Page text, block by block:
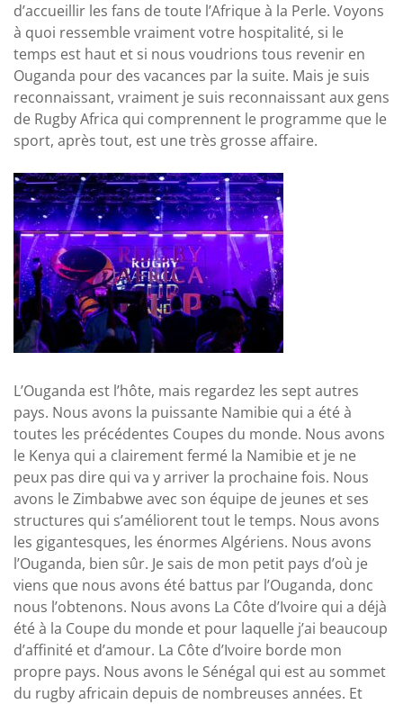
d’accueillir les fans de toute l’Afrique à la Perle. Voyons
à quoi ressemble vraiment votre hospitalité, si le
temps est haut et si nous voudrions tous revenir en
Ouganda pour des vacances par la suite. Mais je suis
reconnaissant, vraiment je suis reconnaissant aux gens
de Rugby Africa qui comprennent le programme que le
sport, après tout, est une très grosse affaire.
L’Ouganda est l’hôte, mais regardez les sept autres
pays. Nous avons la puissante Namibie qui a été à
toutes les précédentes Coupes du monde. Nous avons
le Kenya qui a clairement fermé la Namibie et je ne
peux pas dire qui va y arriver la prochaine fois. Nous
avons le Zimbabwe avec son équipe de jeunes et ses
structures qui s’améliorent tout le temps. Nous avons
les gigantesques, les énormes Algériens. Nous avons
l’Ouganda, bien sûr. Je sais de mon petit pays d’où je
viens que nous avons été battus par l’Ouganda, donc
nous l’obtenons. Nous avons La Côte d’Ivoire qui a déjà
été à la Coupe du monde et pour laquelle j’ai beaucoup
d’affinité et d’amour. La Côte d’Ivoire borde mon
propre pays. Nous avons le Sénégal qui est au sommet
du rugby africain depuis de nombreuses années. Et